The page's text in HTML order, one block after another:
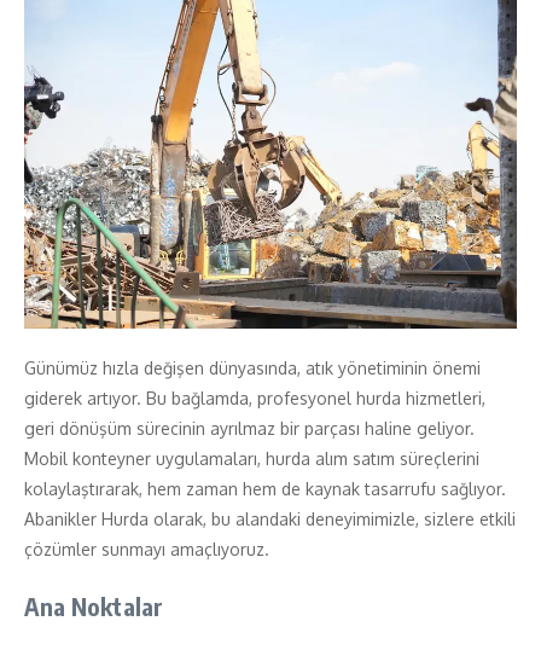
Günümüz hızla değişen dünyasında, atık yönetiminin önemi
giderek artıyor. Bu bağlamda, profesyonel hurda hizmetleri,
geri dönüşüm sürecinin ayrılmaz bir parçası haline geliyor.
Mobil konteyner uygulamaları, hurda alım satım süreçlerini
kolaylaştırarak, hem zaman hem de kaynak tasarrufu sağlıyor.
Abanikler Hurda olarak, bu alandaki deneyimimizle, sizlere etkili
çözümler sunmayı amaçlıyoruz.
Ana Noktalar